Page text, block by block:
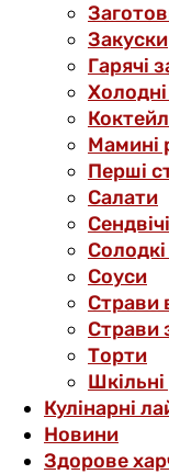
Закуски
Гарячі
Мамині
Перші
Салати
Соуси
Страви
Страви
Торти
Кулінарні
Новини
Здорове